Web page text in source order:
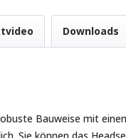
Downloads
Bauweise mit
Sie können das